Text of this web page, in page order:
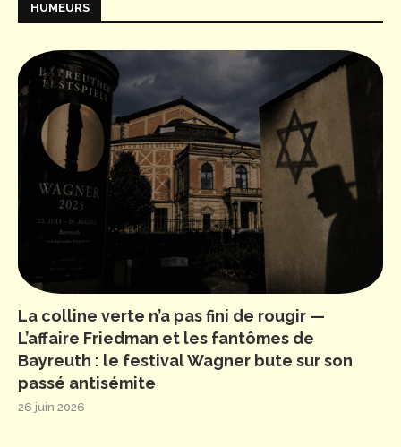
HUMEURS
La colline verte n’a pas fini de rougir —
L’affaire Friedman et les fantômes de
Bayreuth : le festival Wagner bute sur son
passé antisémite
26 juin 2026